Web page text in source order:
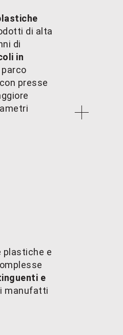
di alta
di
in
parco
presse
plastiche e
e
manufatti